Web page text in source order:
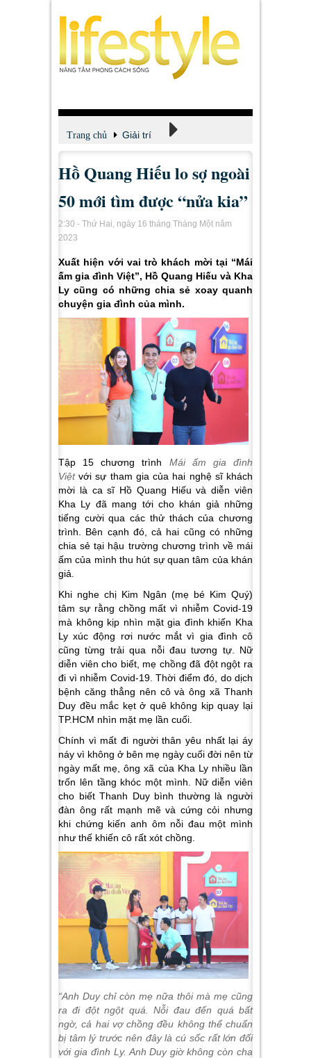
Trang chủ Giải trí
Xem - Nghe - Đọc
Hồ Quang Hiếu lo sợ ngoài
50 mới tìm được “nửa kia”
2:30 - Thứ Hai, ngày 16 tháng Tháng Một năm
2023
Xuất hiện với vai trò khách mời tại “Mái
ấm gia đình Việt”, Hồ Quang Hiếu và Kha
Ly cũng có những chia sẻ xoay quanh
chuyện gia đình của mình.
Tập 15 chương trình Mái ấm gia đình
Việtvới sự tham gia của hai nghệ sĩ khách
mời là ca sĩ Hồ Quang Hiếu và diễn viên
Kha Ly đã mang tới cho khán giả những
tiếng cười qua các thử thách của chương
trình. Bên cạnh đó, cả hai cũng có những
chia sẻ tại hậu trường chương trình về mái
ấm của mình thu hút sự quan tâm của khán
giả.
Khi nghe chị Kim Ngân (mẹ bé Kim Quý)
tâm sự rằng chồng mất vì nhiễm Covid-19
mà không kịp nhìn mặt gia đình khiến Kha
Ly xúc động rơi nước mắt vì gia đình cô
cũng từng trải qua nỗi đau tương tự. Nữ
diễn viên cho biết, mẹ chồng đã đột ngột ra
đi vì nhiễm Covid-19. Thời điểm đó, do dịch
bệnh căng thẳng nên cô và ông xã Thanh
Duy đều mắc kẹt ở quê không kịp quay lại
TP.HCM nhìn mặt mẹ lần cuối.
Chính vì mất đi người thân yêu nhất lại áy
náy vì không ở bên mẹ ngày cuối đời nên từ
ngày mất mẹ, ông xã của Kha Ly nhiều lần
trốn lên tầng khóc một mình. Nữ diễn viên
cho biết Thanh Duy bình thường là người
đàn ông rất mạnh mẽ và cứng cỏi nhưng
khi chứng kiến anh ôm nỗi đau một mình
như thế khiến cô rất xót chồng.
“Anh Duy chỉ còn mẹ nữa thôi mà mẹ cũng
ra đi đột ngột quá. Nỗi đau đến quá bất
ngờ, cả hai vợ chồng đều không thể chuẩn
bị tâm lý trước nên đây là cú sốc rất lớn đối
với gia đình Ly. Anh Duy giờ không còn cha